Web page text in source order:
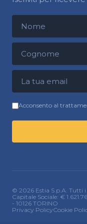
Nome
Cognome
Indirizzo email
Acconsento al
© 2026 Estia S.p.A. Tutti i
Capitale Sociale: €
- 10126 TORINO
Privacy PolicyCookie